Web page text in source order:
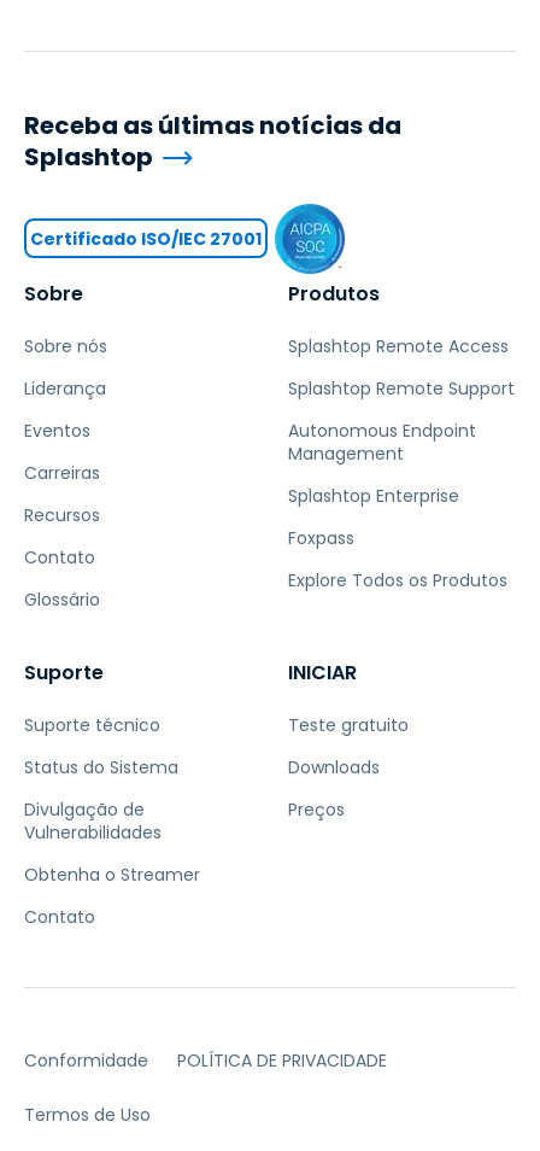
Sobre
Sobre nós
Liderança
Eventos
Carreiras
Recursos
Contato
Glossário
Produtos
Splashtop Remote Access
Splashtop Remote Support
Autonomous Endpoint
Management
Splashtop Enterprise
Foxpass
Explore Todos os Produtos
Suporte
Suporte técnico
Status do Sistema
Divulgação de
Vulnerabilidades
Obtenha o Streamer
Contato
INICIAR
Teste gratuito
Downloads
Preços
Receba as últimas notícias da
Splashtop
Certificado ISO/IEC 27001
Conformidade POLÍTICA DE PRIVACIDADE
Termos de Uso